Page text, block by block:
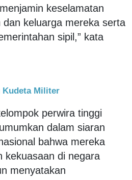
keselamatan
keluarga mereka serta
sipil,” kata
Kudeta Militer
perwira tinggi
dalam siaran
bahwa mereka
kekuasaan di negara
menyatakan